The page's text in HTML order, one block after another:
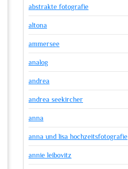
abstrakte fotografie
altona
ammersee
analog
andrea
andrea seekircher
anna
anna und lisa hochzeitsfotografie
annie leibovitz